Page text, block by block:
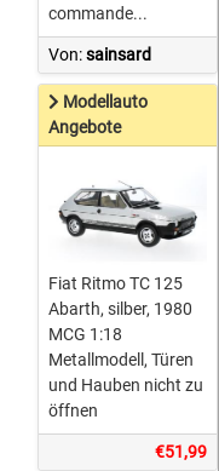
commande...
Von:sainsard
Modellauto
Angebote
Fiat Ritmo TC 125
Abarth, silber, 1980
MCG 1:18
Metallmodell, Türen
und Hauben nicht zu
öffnen
€51,99